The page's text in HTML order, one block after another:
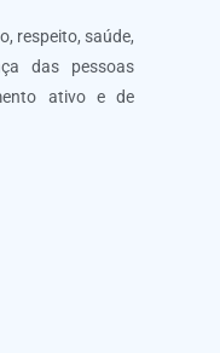
respeito, saúde,
das pessoas
ativo e de